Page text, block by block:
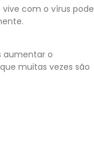
com o vírus pode
aumentar o
muitas vezes são